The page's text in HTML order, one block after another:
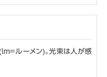
＝ルーメン)。光束は人が感